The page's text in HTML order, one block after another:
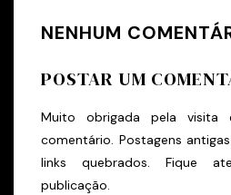
NENHUM
POSTAR UM
Muito obrigada pela
comentário. Postagens
links quebrados. Fique
publicação.